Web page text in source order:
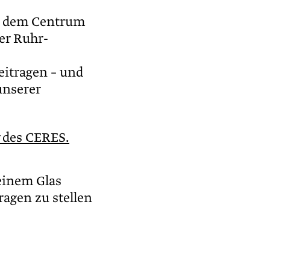
Centrum
Ruhr-
– und
des CERES.
Glas
zu stellen